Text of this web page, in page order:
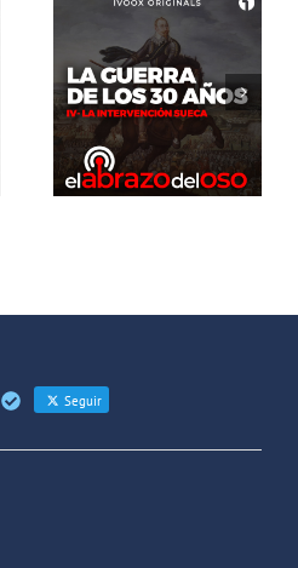
El Abrazo
del Oso.
Dinosaurios
Live Stream
Seguir